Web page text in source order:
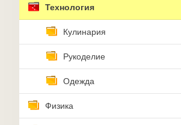
Технология
Кулинария
Рукоделие
Одежда
Физика